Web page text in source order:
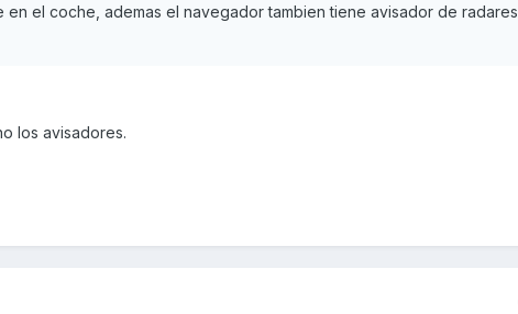
el coche, ademas el navegador tambien tiene avisador de radares,
los avisadores.